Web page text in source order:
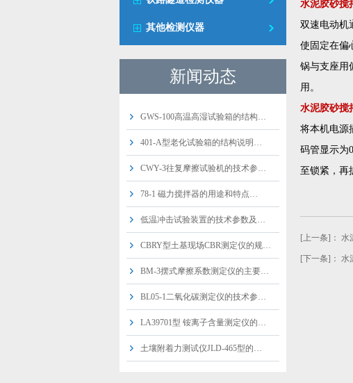
其他检测仪器
新闻动态
GWS-100高温高湿试验箱的结构…
401-A型老化试验箱的结构说明…
CWY-3往复摩擦试验机的技术参…
78-1 磁力搅拌器的用途和特点…
低温冲击试验装置的技术参数及…
CBRY型土基现场CBR测定仪的规…
BM-3摆式摩擦系数测定仪的主要…
BL05-1二氧化碳测定仪的技术参…
LA39701型 铵离子含量测定仪的…
土壤附着力测试仪JLD-465型的…
水泥胶砂搅
双速电动机
使固定在偏
锅与支座用
用。
水泥胶砂搅
将本机电源
码管显示为
至锁紧，再
[上一条]： 水
[下一条]： 水